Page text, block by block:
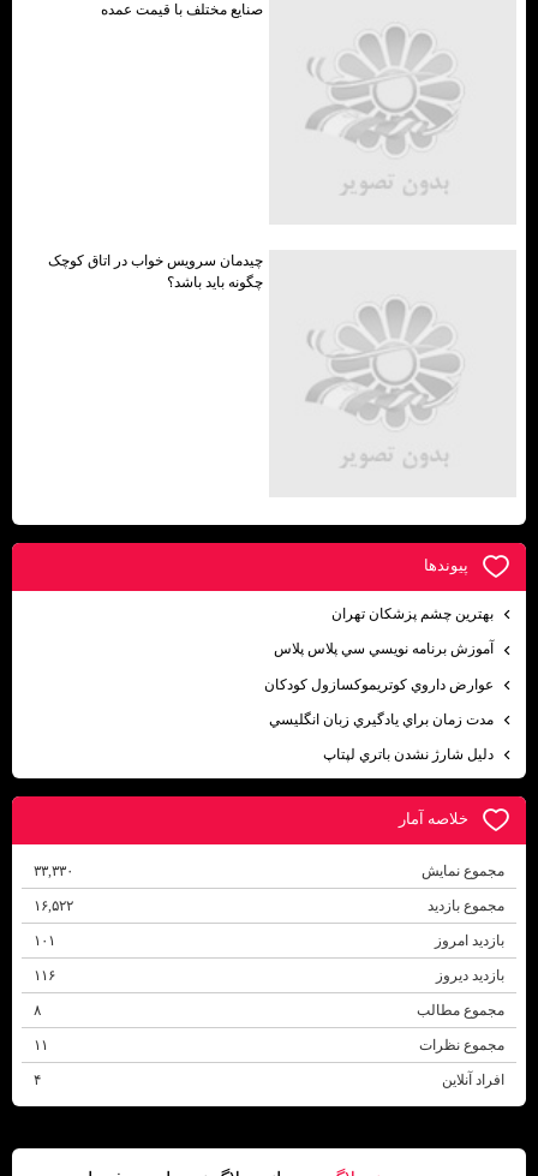
صنایع مختلف با قیمت عمده
چیدمان سرویس خواب در اتاق کوچک
چگونه باید باشد؟
پيوندها
بهترين چشم پزشكان تهران
آموزش برنامه نويسي سي پلاس پلاس
عوارض داروي كوتريموكسازول كودكان
مدت زمان براي يادگيري زبان انگليسي
دليل شارژ نشدن باتري لپتاپ
خلاصه آمار
مجموع نمایش‌ ۳۳,۳۳۰
مجموع بازدید ۱۶,۵۲۲
بازدید امروز ۱۰۱
بازدید دیروز ۱۱۶
مجموع مطالب
مجموع نظرات
افراد آنلاین